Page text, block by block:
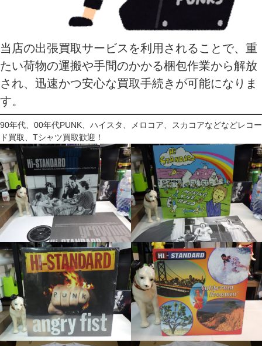
当店の出張買取サービスを利用されることで、重
たい荷物の運搬や手間のかかる梱包作業から解放
され、迅速かつ安心な買取手続きが可能になりま
す。
90年代、00年代PUNK、ハイスタ、メロコア、スカコアなどなどレコー
ド買取、Tシャツ買取歓迎！